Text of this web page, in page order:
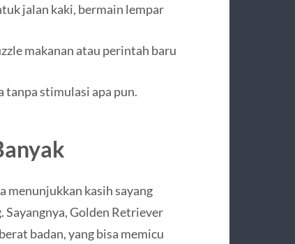
jalan kaki, bermain lempar
makanan atau perintah baru
tanpa stimulasi apa pun.
menunjukkan kasih sayang
Golden Retriever
badan, yang bisa memicu